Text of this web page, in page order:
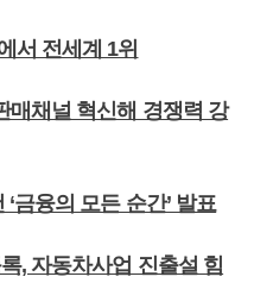
서 전세계 1위
매채널 혁신해 경쟁력 강
금융의 모든 순간’ 발표
, 자동차사업 진출설 힘